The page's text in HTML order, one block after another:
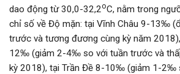
dao động từ 30,0-32,2oC, nằm trong
chỉ số về Độ mặn: tại Vĩnh Châu 9-13‰
trước và tương đương cùng kỳ năm
12‰ (giảm 2-4‰ so với tuần trước và
kỳ 2018), tại Trần Đề 8-10‰ (giảm 1-2‰